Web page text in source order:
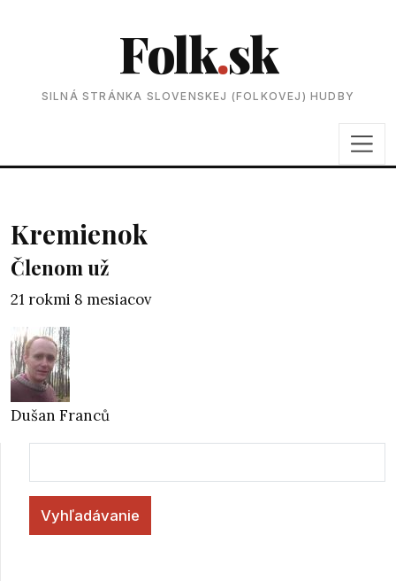
Folk.sk
SILNÁ STRÁNKA SLOVENSKEJ (FOLKOVEJ) HUDBY
Kremienok
Členom už
21 rokmi 8 mesiacov
Dušan Franců